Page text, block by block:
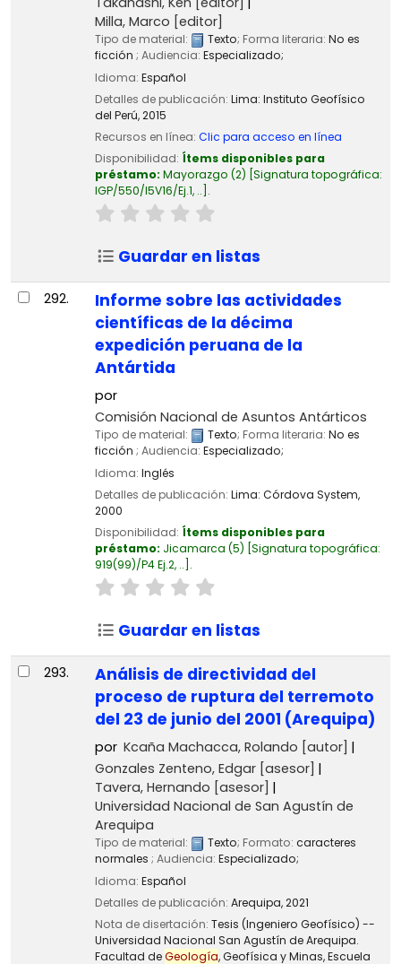
Milla, Marco [editor]
Tipo de material: Texto; Forma literaria: No es
ficción ; Audiencia: Especializado;
Idioma: Español
Detalles de publicación: Lima: Instituto Geofísico
del Perú,2015
Recursos en línea: Clic para acceso en línea
Disponibilidad: Ítems disponibles para
préstamo: Mayorazgo (2) Signatura topográfica:
IGP/550/I5V16/Ej.1, .. .
Guardar en listas
292.
Informe sobre las actividades
científicas de la décima
expedición peruana de la
Antártida
por
Comisión Nacional de Asuntos Antárticos
Tipo de material: Texto; Forma literaria: No es
ficción ; Audiencia: Especializado;
Idioma: Inglés
Detalles de publicación: Lima: Córdova System,
2000
Disponibilidad: Ítems disponibles para
préstamo: Jicamarca (5) Signatura topográfica:
919(99)/P4 Ej.2, .. .
Guardar en listas
293.
Análisis de directividad del
proceso de ruptura del terremoto
del 23 de junio del 2001 (Arequipa)
por Kcaña Machacca, Rolando [autor]
Gonzales Zenteno, Edgar[asesor]
Tavera, Hernando [asesor]
Universidad Nacional de San Agustín de
Arequipa
Tipo de material: Texto; Formato: caracteres
normales ; Audiencia: Especializado;
Idioma: Español
Detalles de publicación: Arequipa,2021
Nota de disertación: Tesis (Ingeniero Geofísico) --
Universidad Nacional San Agustín de Arequipa.
Facultad deGeología, Geofísica y Minas, Escuela